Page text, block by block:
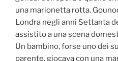
una marionetta rotta.
Londra negli anni Settanta
assistito a una scena
Un bambino, forse uno dei
parente, giocava con una